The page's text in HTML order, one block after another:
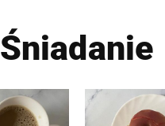
Śniadanie